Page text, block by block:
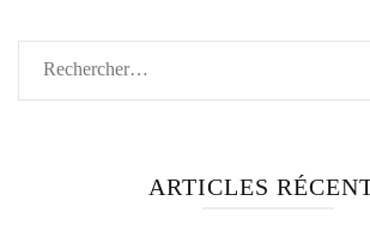
Rechercher :
ARTICLES